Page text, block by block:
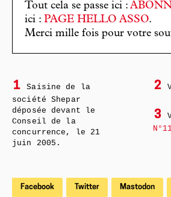
Tout cela se passe ici :
ici : PAGE HELLO ASSO.
Merci mille fois pour votre
1
Saisine de la
société Shepar
déposée devant le
Conseil de la
concurrence, le 21
juin 2005.
2
3
Facebook Twitter Mastodon